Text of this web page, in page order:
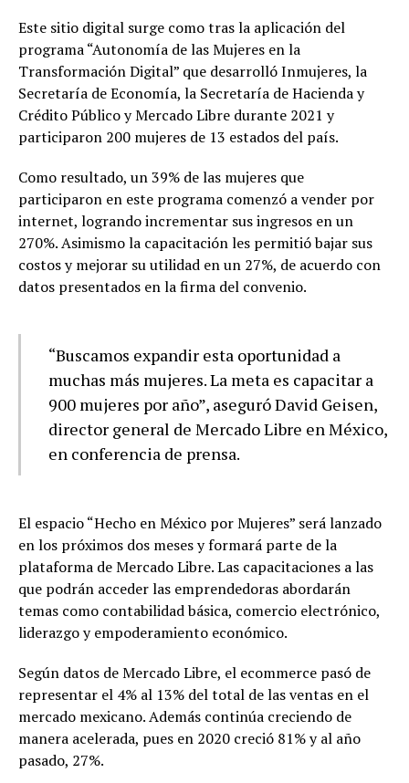
Este sitio digital surge como tras la aplicación del
programa “Autonomía de las Mujeres en la
Transformación Digital” que desarrolló Inmujeres, la
Secretaría de Economía, la Secretaría de Hacienda y
Crédito Público y Mercado Libre durante 2021 y
participaron 200 mujeres de 13 estados del país.
Como resultado, un 39% de las mujeres que
participaron en este programa comenzó a vender por
internet, logrando incrementar sus ingresos en un
270%. Asimismo la capacitación les permitió bajar sus
costos y mejorar su utilidad en un 27%, de acuerdo con
datos presentados en la firma del convenio.
“Buscamos expandir esta oportunidad a
muchas más mujeres. La meta es capacitar a
900 mujeres por año”, aseguró David Geisen,
director general de Mercado Libre en México,
en conferencia de prensa.
El espacio “Hecho en México por Mujeres” será lanzado
en los próximos dos meses y formará parte de la
plataforma de Mercado Libre. Las capacitaciones a las
que podrán acceder las emprendedoras abordarán
temas como contabilidad básica, comercio electrónico,
liderazgo y empoderamiento económico.
Según datos de Mercado Libre, el ecommerce pasó de
representar el 4% al 13% del total de las ventas en el
mercado mexicano. Además continúa creciendo de
manera acelerada, pues en 2020 creció 81% y al año
pasado, 27%.